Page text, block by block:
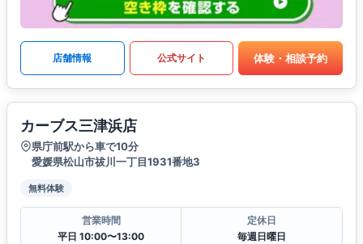
店舗情報 公式サイト 体験・相談予約
カーブス三津浜店
県庁前駅から車で10分
愛媛県松山市祓川一丁目1931番地3
無料体験
営業時間
平日 10:00〜13:00
定休日
毎週日曜日